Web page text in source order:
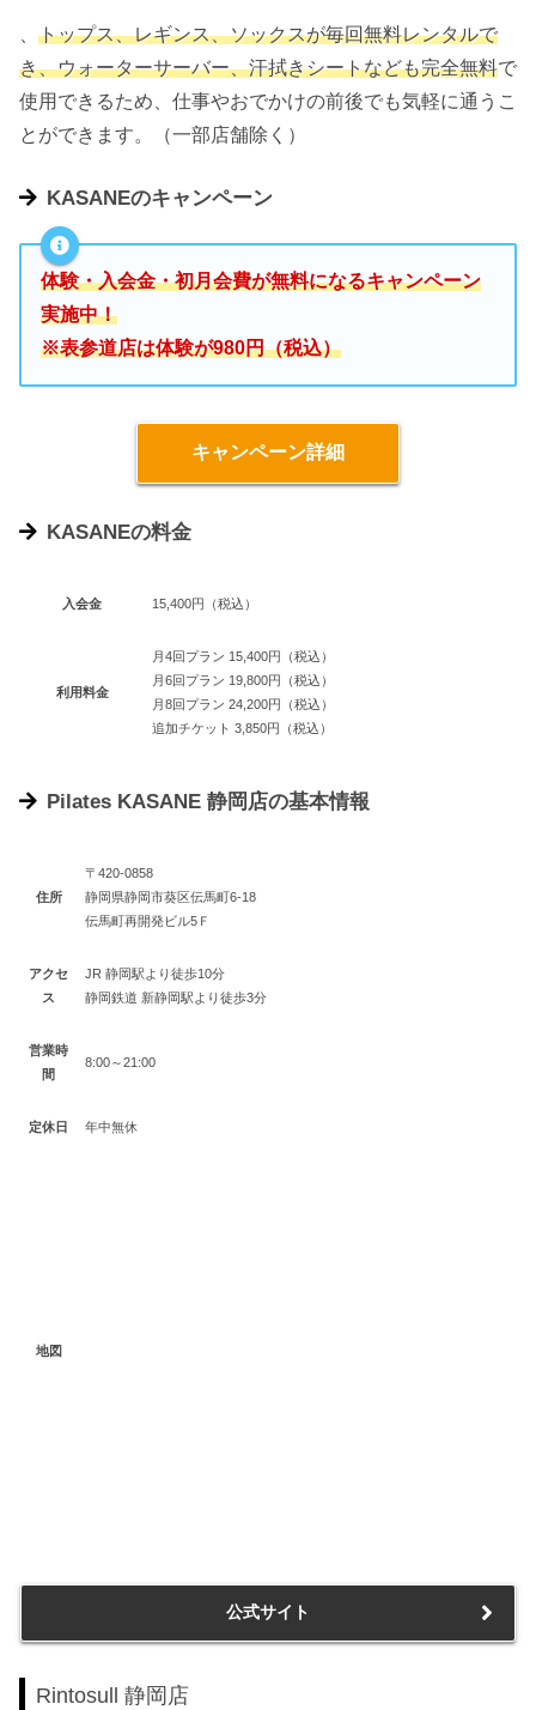
トップス、レギンス、ソックスが毎回無料レンタルで
き、ウォーターサーバー、汗拭きシートなども完全無料で
使用できるため、仕事やおでかけの前後でも気軽に通うこ
とができます。（一部店舗除く）
KASANEのキャンペーン
体験・入会金・初月会費が無料になるキャンペーン
実施中！
※表参道店は体験が980円（税込）
キャンペーン詳細
KASANEの料金
入会金 15,400円（税込）
利用料金
月4回プラン 15,400円（税込）
月6回プラン 19,800円（税込）
月8回プラン 24,200円（税込）
追加チケット 3,850円（税込）
Pilates KASANE 静岡店の基本情報
住所
〒420-0858
静岡県静岡市葵区伝馬町6-18
伝馬町再開発ビル5Ｆ
アクセ
ス
JR 静岡駅より徒歩10分
静岡鉄道 新静岡駅より徒歩3分
営業時
間
8:00～21:00
定休日 年中無休
地図
公式サイト
Rintosull 静岡店